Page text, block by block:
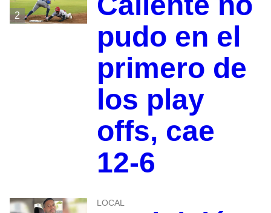
2
pudo en el
primero de
los play
offs, cae
12-6
LOCAL